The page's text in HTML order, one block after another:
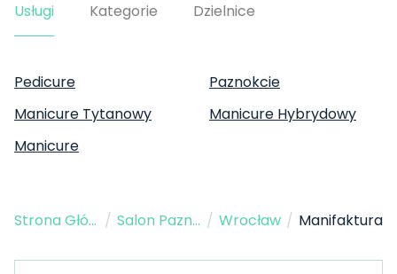
Usługi Kategorie Dzielnice
Pedicure
Paznokcie
Manicure Tytanowy
Manicure Hybrydowy
Manicure
Strona Główna / Salon Paznokci / Wrocław / Manifaktura